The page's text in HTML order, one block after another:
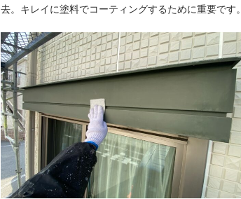
去。キレイに塗料でコーティングするために重要です。